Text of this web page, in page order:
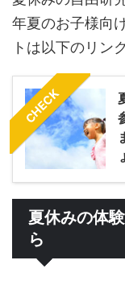
年夏のお子様向
トは以下のリン
CHECK
夏休みの体
ら